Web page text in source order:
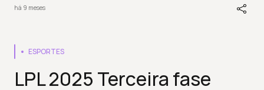
há 9 meses
ESPORTES
LPL 2025 Terceira fase